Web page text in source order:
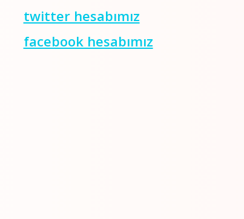
twitter hesabımız
facebook hesabımız